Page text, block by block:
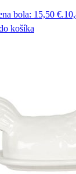
bola: 15,50 €.
košíka